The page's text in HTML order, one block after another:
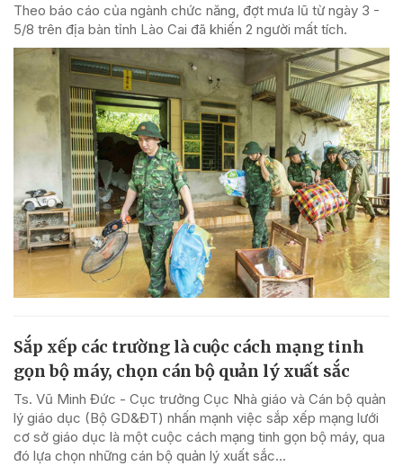
Theo báo cáo của ngành chức năng, đợt mưa lũ từ ngày 3 -
5/8 trên địa bàn tỉnh Lào Cai đã khiến 2 người mất tích.
Sắp xếp các trường là cuộc cách mạng tinh
gọn bộ máy, chọn cán bộ quản lý xuất sắc
Ts. Vũ Minh Đức - Cục trưởng Cục Nhà giáo và Cán bộ quản
lý giáo dục (Bộ GD&ĐT) nhấn mạnh việc sắp xếp mạng lưới
cơ sở giáo dục là một cuộc cách mạng tinh gọn bộ máy, qua
đó lựa chọn những cán bộ quản lý xuất sắc...